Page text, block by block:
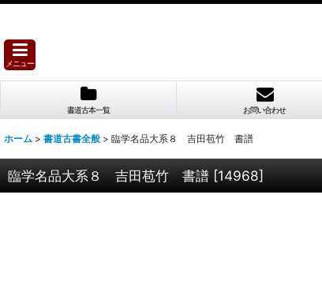
メニュー
書道古本一覧 お問い合わせ
ホーム > 書道古書全般 > 臨学名品大系８ 吉田苞竹 書譜
臨学名品大系８ 吉田苞竹 書譜 [14968]